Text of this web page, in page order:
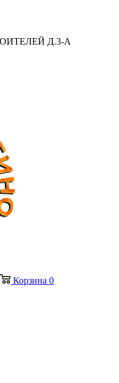
Д.3-А
Корзина 0